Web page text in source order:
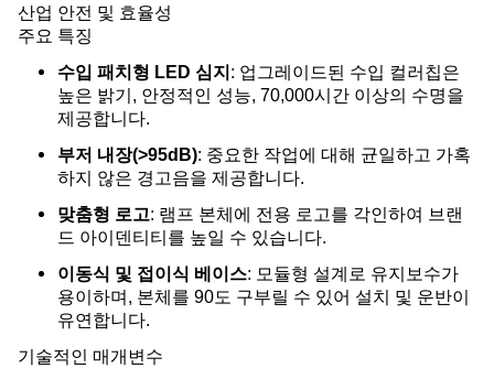
산업 안전 및 효율성
주요 특징
수입 패치형 LED 심지: 업그레이드된 수입 컬러칩은
높은 밝기, 안정적인 성능, 70,000시간 이상의 수명을
제공합니다.
부저 내장(>95dB): 중요한 작업에 대해 균일하고 가혹
하지 않은 경고음을 제공합니다.
맞춤형 로고: 램프 본체에 전용 로고를 각인하여 브랜
드 아이덴티티를 높일 수 있습니다.
이동식 및 접이식 베이스: 모듈형 설계로 유지보수가
용이하며, 본체를 90도 구부릴 수 있어 설치 및 운반이
유연합니다.
기술적인 매개변수